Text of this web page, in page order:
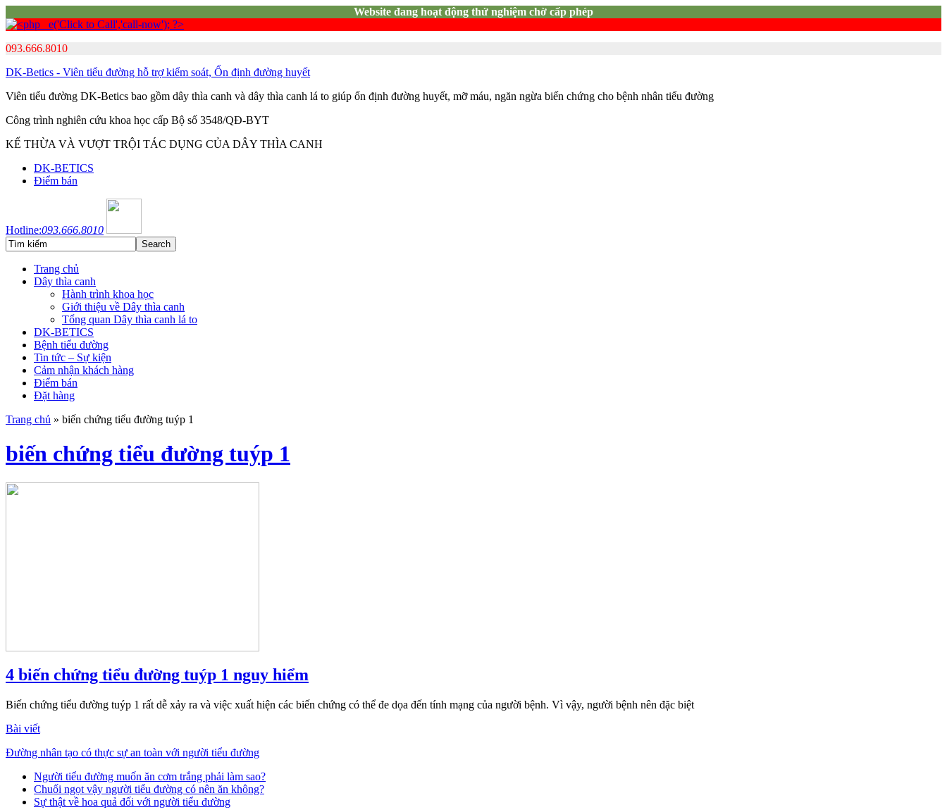
Website đang hoạt động thử nghiệm chờ cấp phép
093.666.8010
DK-Betics - Viên tiểu đường hỗ trợ kiểm soát, Ổn định đường huyết
Viên tiểu đường DK-Betics bao gồm dây thìa canh và dây thìa canh lá to giúp ổn định đường huyết, mỡ máu, ngăn ngừa biến chứng cho bệnh nhân tiểu đường
Công trình nghiên cứu khoa học cấp Bộ số 3548/QĐ-BYT
KẾ THỪA VÀ VƯỢT TRỘI TÁC DỤNG CỦA DÂY THÌA CANH
DK-BETICS
Điểm bán
Hotline:093.666.8010
Trang chủ
Dây thìa canh
Hành trình khoa học
Giới thiệu về Dây thìa canh
Tổng quan Dây thìa canh lá to
DK-BETICS
Bệnh tiểu đường
Tin tức – Sự kiện
Cảm nhận khách hàng
Điểm bán
Đặt hàng
Trang chủ » biến chứng tiểu đường tuýp 1
biến chứng tiểu đường tuýp 1
4 biến chứng tiểu đường tuýp 1 nguy hiểm
Biến chứng tiểu đường tuýp 1 rất dễ xảy ra và việc xuất hiện các biến chứng có thể đe dọa đến tính mạng của người bệnh. Vì vậy, người bệnh nên đặc biệt
Bài viết
Đường nhân tạo có thực sự an toàn với người tiểu đường
Người tiểu đường muốn ăn cơm trắng phải làm sao?
Chuối ngọt vậy người tiểu đường có nên ăn không?
Sự thật về hoa quả đối với người tiểu đường